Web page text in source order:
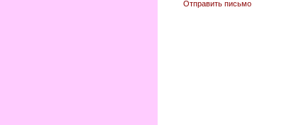
Отправить письмо